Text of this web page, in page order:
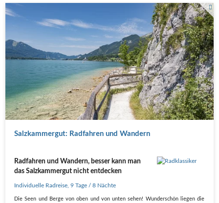
Salzkammergut: Radfahren und Wandern
Radfahren und Wandern, besser kann man
das Salzkammergut nicht entdecken
Individuelle Radreise ,9 Tage / 8 Nächte
Die Seen und Berge von oben und von unten sehen! Wunderschön liegen die